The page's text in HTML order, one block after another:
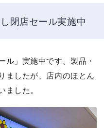
閉店セール実施中
ル」実施中です。製品・
ましたが、店内のほとん
した。